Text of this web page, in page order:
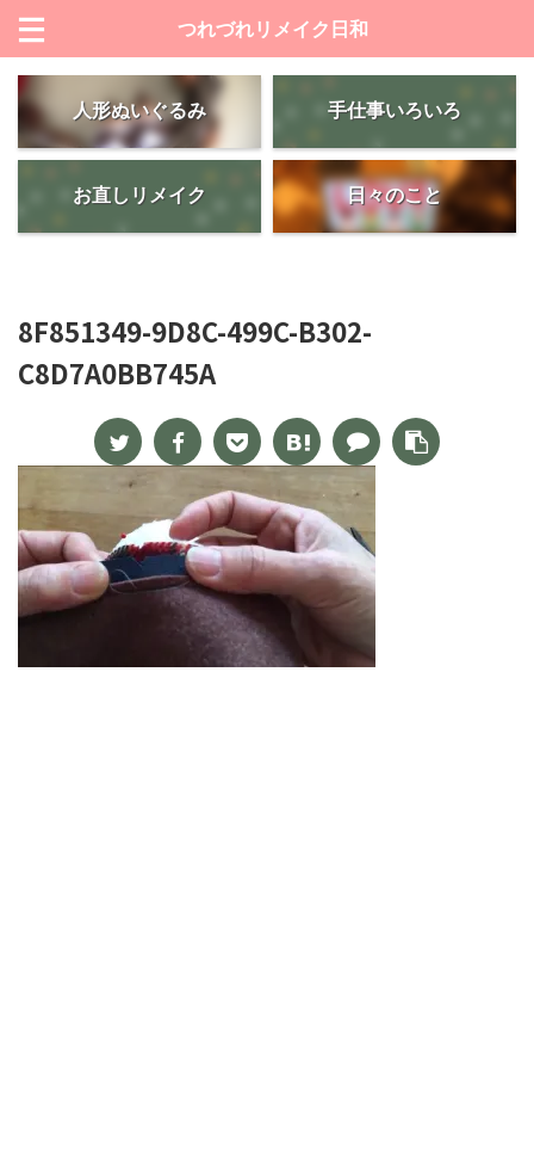
つれづれリメイク日和
人形ぬいぐるみ 手仕事いろいろ
お直しリメイク 日々のこと
8F851349-9D8C-499C-B302-
C8D7A0BB745A